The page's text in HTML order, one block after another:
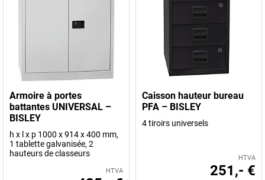
Armoire à portes
battantes UNIVERSAL –
BISLEY
h x l x p 1000 x 914 x 400 mm,
1 tablette galvanisée, 2
hauteurs de classeurs
HTVA
Caisson hauteur bureau
PFA – BISLEY
4 tiroirs universels
HTVA
251,- €